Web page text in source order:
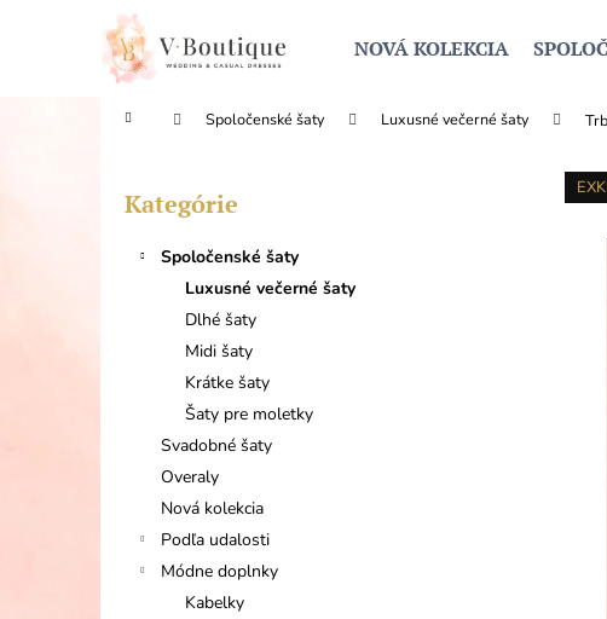
NOVÁ KOLEKCIA
Domov Spoločenské šaty Luxusné večerné šaty
Preskočiť
kategórie
Kategórie
Spoločenské šaty
Luxusné večerné šaty
Dlhé šaty
Midi šaty
Krátke šaty
Šaty pre moletky
Svadobné šaty
Overaly
Nová kolekcia
Podľa udalosti
Módne doplnky
Kabelky
Späť
Späť
DLHÉ ČIERNE TRBLIETAVÉ TYLOVÉ
ŠATY S PREKLADANÝM DEKOLTOM A S